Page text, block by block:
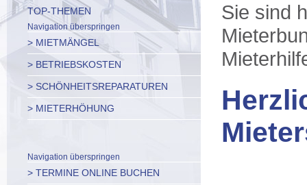
TOP-THEMEN
Navigation überspringen
> MIETMÄNGEL
> BETRIEBSKOSTEN
> SCHÖNHEITSREPARATUREN
> MIETERHÖHUNG
Navigation überspringen
> TERMINE ONLINE BUCHEN
Sie sind